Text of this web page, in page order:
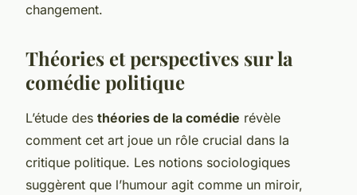
changement.
Théories et perspectives sur la
comédie politique
L’étude des théories de la comédie révèle
comment cet art joue un rôle crucial dans la
critique politique. Les notions sociologiques
suggèrent que l’humour agit comme un miroir,